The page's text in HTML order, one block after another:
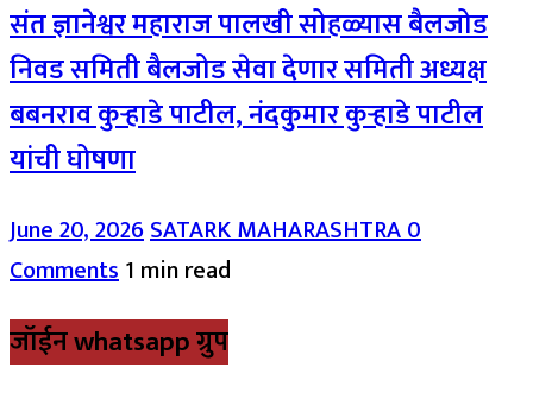
संत ज्ञानेश्वर महाराज पालखी सोहळ्यास बैलजोड
निवड समिती बैलजोड सेवा देणार समिती अध्यक्ष
बबनराव कुऱ्हाडे पाटील, नंदकुमार कुऱ्हाडे पाटील
यांची घोषणा
June 20, 2026SATARK MAHARASHTRA0
Comments1 min read
जॉईन whatsapp ग्रुप